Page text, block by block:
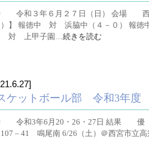
令和３年６月２７日（日） 会場 西
）】 報徳中 対 浜脇中（４－０） 報
対 上甲子園…続きを読む
ケットボール部 令和3年度
令和3年6月20・26・27日 結果 優
– 41 鳴尾南 6/26（土）＠西宮市